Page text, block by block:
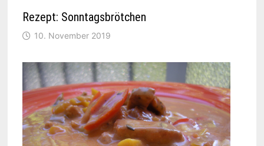
Rezept: Sonntagsbrötchen
10. November 2019